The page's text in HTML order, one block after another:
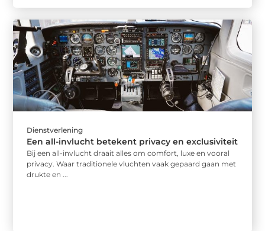
Dienstverlening
Een all-invlucht betekent privacy en exclusiviteit
Bij een all-invlucht draait alles om comfort, luxe en vooral
privacy. Waar traditionele vluchten vaak gepaard gaan met
drukte en ...